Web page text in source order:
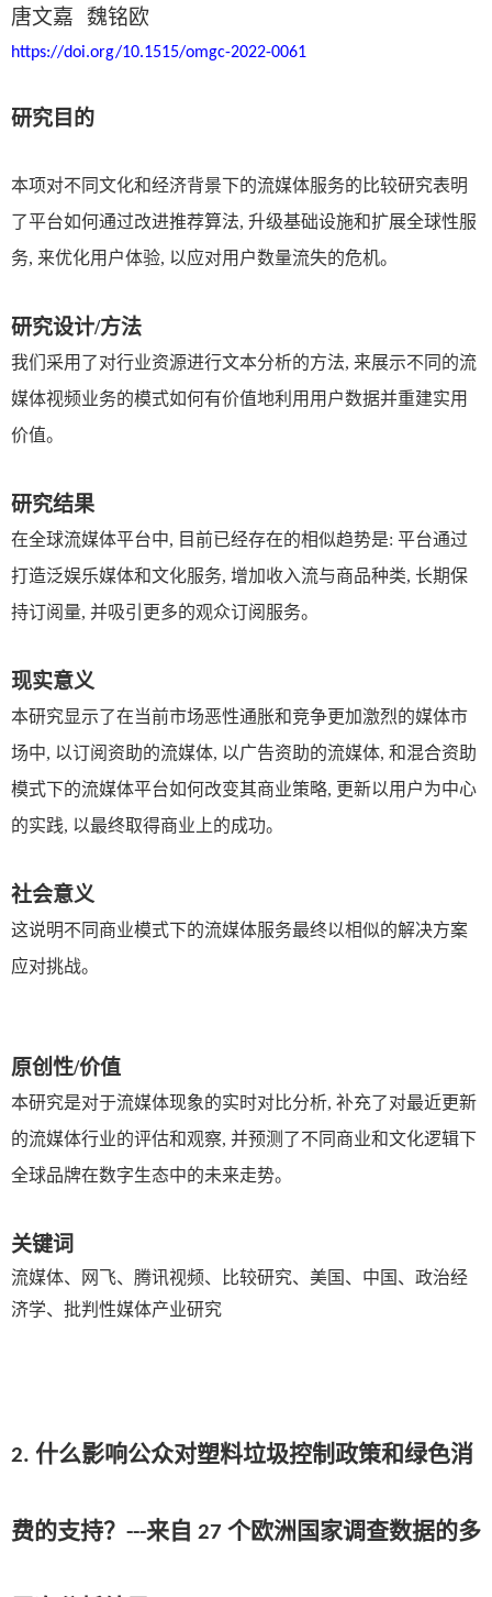
唐文嘉 魏铭欧
https://doi.org/10.1515/omgc-2022-0061
研究目的
本项对不同文化和经济背景下的流媒体服务的比较研究表明
了平台如何通过改进推荐算法, 升级基础设施和扩展全球性服
务, 来优化用户体验, 以应对用户数量流失的危机。
研究设计/方法
我们采用了对行业资源进行文本分析的方法, 来展示不同的流
媒体视频业务的模式如何有价值地利用用户数据并重建实用
价值。
研究结果
在全球流媒体平台中, 目前已经存在的相似趋势是: 平台通过
打造泛娱乐媒体和文化服务, 增加收入流与商品种类, 长期保
持订阅量, 并吸引更多的观众订阅服务。
现实意义
本研究显示了在当前市场恶性通胀和竞争更加激烈的媒体市
场中, 以订阅资助的流媒体, 以广告资助的流媒体, 和混合资助
模式下的流媒体平台如何改变其商业策略, 更新以用户为中心
的实践, 以最终取得商业上的成功。
社会意义
这说明不同商业模式下的流媒体服务最终以相似的解决方案
应对挑战。
原创性/价值
本研究是对于流媒体现象的实时对比分析, 补充了对最近更新
的流媒体行业的评估和观察, 并预测了不同商业和文化逻辑下
全球品牌在数字生态中的未来走势。
关键词
流媒体、网飞、腾讯视频、比较研究、美国、中国、政治经
济学、批判性媒体产业研究
2. 什么影响公众对塑料垃圾控制政策和绿色消
费的支持？ ---来自 27 个欧洲国家调查数据的多